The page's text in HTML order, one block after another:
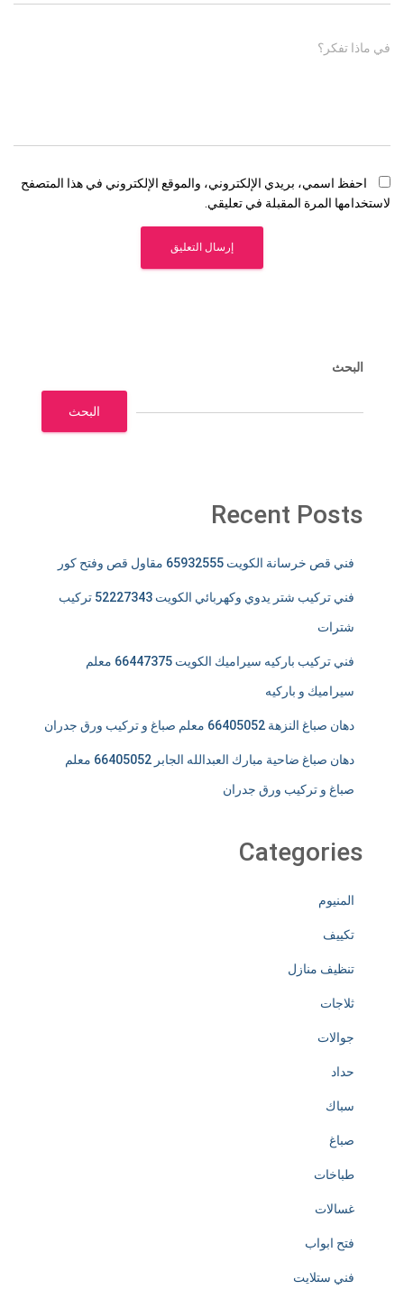
في ماذا تفكر؟
احفظ اسمي، بريدي الإلكتروني، والموقع الإلكتروني في هذا المتصفح
لاستخدامها المرة المقبلة في تعليقي.
البحث
البحث
Recent Posts
فني قص خرسانة الكويت 65932555 مقاول قص وفتح كور
فني تركيب شتر يدوي وكهربائي الكويت 52227343 تركيب
شترات
فني تركيب باركيه سيراميك الكويت 66447375 معلم
سيراميك و باركيه
دهان صباغ النزهة 66405052 معلم صباغ و تركيب ورق جدران
دهان صباغ ضاحية مبارك العبدالله الجابر 66405052 معلم
صباغ و تركيب ورق جدران
Categories
المنيوم
تكييف
تنظيف منازل
ثلاجات
جوالات
حداد
سباك
صباغ
طباخات
غسالات
فتح ابواب
فني ستلايت